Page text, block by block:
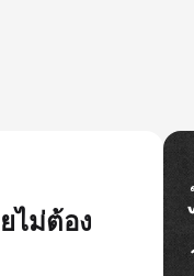
ไม่ต้อง